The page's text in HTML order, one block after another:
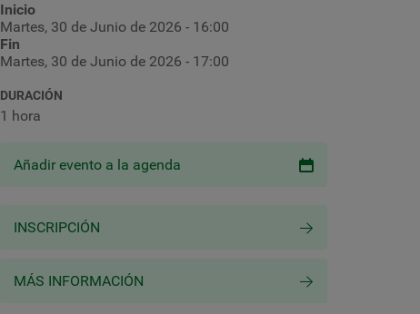
Inicio
Martes, 30 de Junio de 2026 - 16:00
Fin
Martes, 30 de Junio de 2026 - 17:00
DURACIÓN
1 hora
Añadir evento a la agenda
INSCRIPCIÓN
MÁS INFORMACIÓN